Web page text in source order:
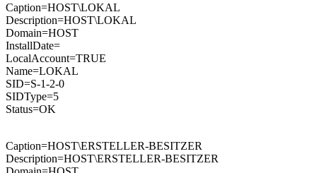
Caption=HOST\LOKAL
Description=HOST\LOKAL
Domain=HOST
InstallDate=
LocalAccount=TRUE
Name=LOKAL
SID=S-1-2-0
SIDType=5
Status=OK
Caption=HOST\ERSTELLER-BESITZER
Description=HOST\ERSTELLER-BESITZER